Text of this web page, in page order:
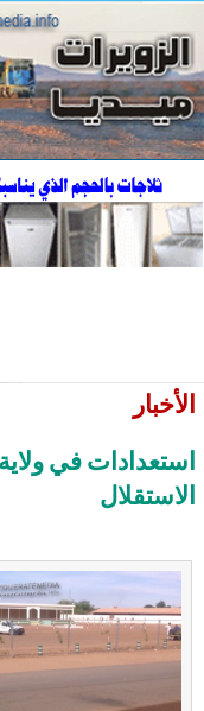
الأخبار
استعدادات في
الاستقلال